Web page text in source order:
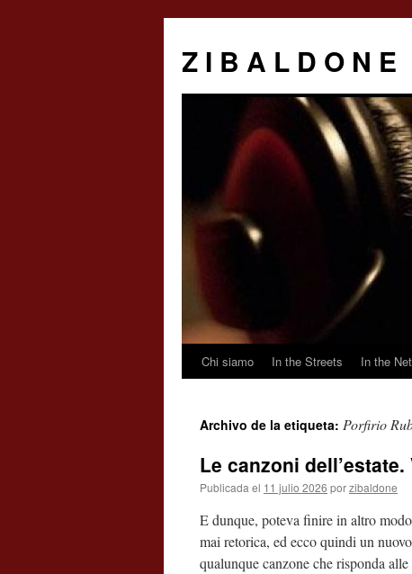
Z I B A L D O N E
Saltar
contenido
Chi siamo In the Streets In the Net
Archivo de la etiqueta: Porfirio
Le canzoni
Publicada el 11 julio 2026 porzibaldone
E dunque, poteva finire in altro
mai retorica, ed ecco quindi un
qualunque canzone che risponda